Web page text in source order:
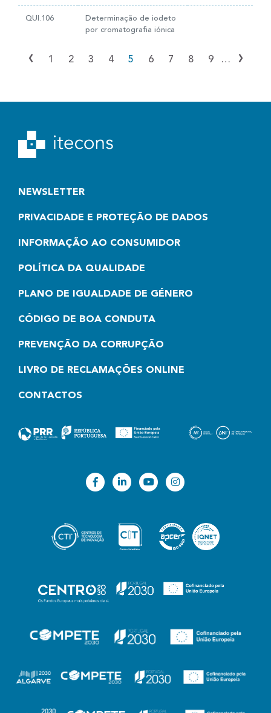
QUI.106
Determinação de iodeto
por cromatografia iónica
‹ 1 2 3 4 5 6 7 8 9 … ›
NEWSLETTER
PRIVACIDADE E PROTEÇÃO DE DADOS
INFORMAÇÃO AO CONSUMIDOR
POLÍTICA DA QUALIDADE
PLANO DE IGUALDADE DE GÉNERO
CÓDIGO DE BOA CONDUTA
PREVENÇÃO DA CORRUPÇÃO
LIVRO DE RECLAMAÇÕES ONLINE
CONTACTOS